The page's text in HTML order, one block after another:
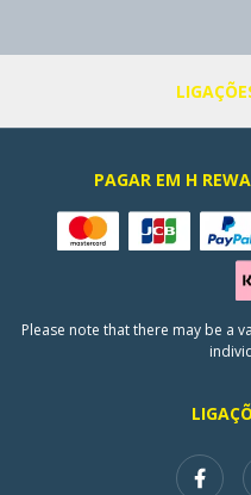
PAGAR EM H
Please note that there may be a